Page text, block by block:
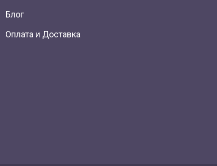
Блог
Оплата и Доставка